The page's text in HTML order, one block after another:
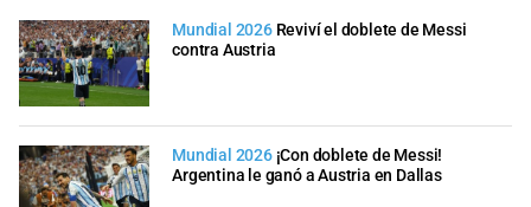
Mundial 2026 Reviví el doblete de Messi
contra Austria
Mundial 2026 ¡Con doblete de Messi!
Argentina le ganó a Austria en Dallas